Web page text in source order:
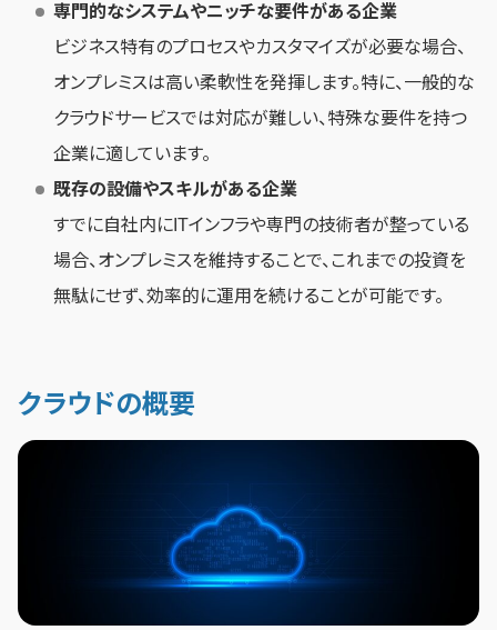
専門的なシステムやニッチな要件がある企業
ビジネス特有のプロセスやカスタマイズが必要な場合、
オンプレミスは高い柔軟性を発揮します。特に、一般的な
クラウドサービスでは対応が難しい、特殊な要件を持つ
企業に適しています。
既存の設備やスキルがある企業
すでに自社内にITインフラや専門の技術者が整っている
場合、オンプレミスを維持することで、これまでの投資を
無駄にせず、効率的に運用を続けることが可能です。
クラウドの概要